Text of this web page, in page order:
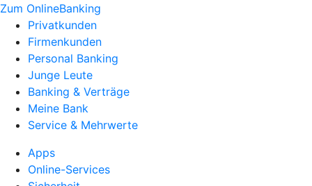
Zum OnlineBanking
Privatkunden
Firmenkunden
Personal Banking
Junge Leute
Banking & Verträge
Meine Bank
Service & Mehrwerte
Apps
Online-Services